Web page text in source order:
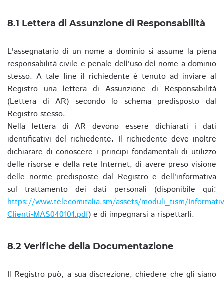
8.1 Lettera di Assunzione di Responsabilità
L'assegnatario di un nome a dominio si assume la piena
responsabilità civile e penale dell'uso del nome a dominio
stesso. A tale fine il richiedente è tenuto ad inviare al
Registro una lettera di Assunzione di Responsabilità
(Lettera di AR) secondo lo schema predisposto dal
Registro stesso.
Nella lettera di AR devono essere dichiarati i dati
identificativi del richiedente. Il richiedente deve inoltre
dichiarare di conoscere i principi fondamentali di utilizzo
delle risorse e della rete Internet, di avere preso visione
delle norme predisposte dal Registro e dell'informativa
sul trattamento dei dati personali (disponibile qui:
https://www.telecomitalia.sm/assets/moduli_tism/
Clienti-MAS040101.pdf) e di impegnarsi a rispettarli.
8.2 Verifiche della Documentazione
Il Registro può, a sua discrezione, chiedere che gli siano